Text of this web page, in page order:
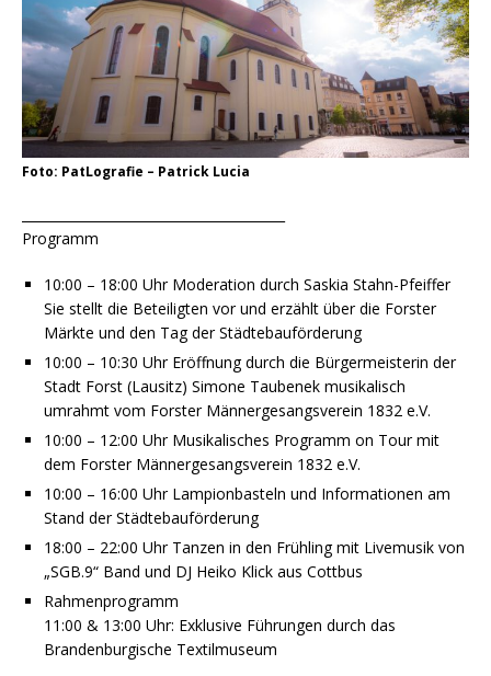
Foto: PatLografie – Patrick Lucia
Programm
10:00 – 18:00 Uhr Moderation durch Saskia Stahn-Pfeiffer
Sie stellt die Beteiligten vor und erzählt über die Forster
Märkte und den Tag der Städtebauförderung
10:00 – 10:30 Uhr Eröffnung durch die Bürgermeisterin der
Stadt Forst (Lausitz) Simone Taubenek musikalisch
umrahmt vom Forster Männergesangsverein 1832 e.V.
10:00 – 12:00 Uhr Musikalisches Programm on Tour mit
dem Forster Männergesangsverein 1832 e.V.
10:00 – 16:00 Uhr Lampionbasteln und Informationen am
Stand der Städtebauförderung
18:00 – 22:00 Uhr Tanzen in den Frühling mit Livemusik von
„SGB.9“ Band und DJ Heiko Klick aus Cottbus
Rahmenprogramm
11:00 & 13:00 Uhr: Exklusive Führungen durch das
Brandenburgische Textilmuseum